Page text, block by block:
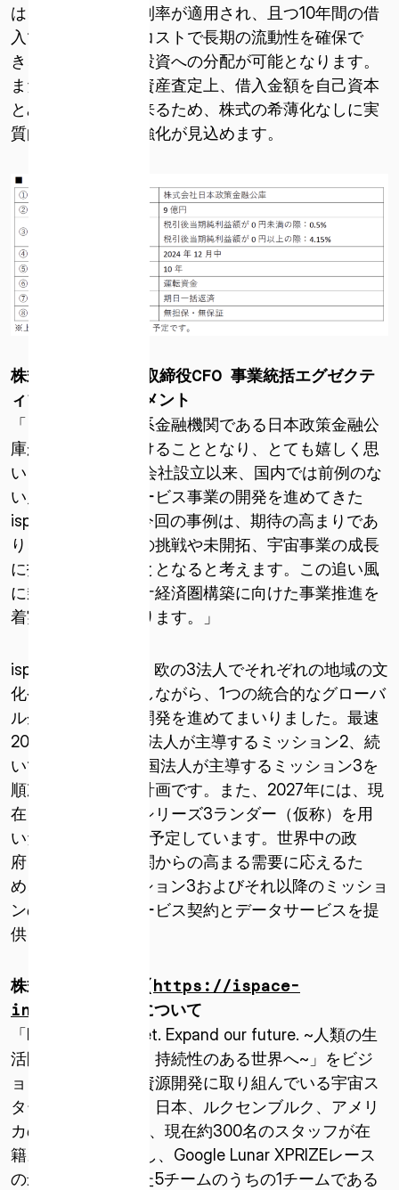
このサイトは reCAPTCHA によって保護されています。
reCAPTCHA に関連する Google プライバシー ポリシーと利
用規約が適用されます。
利用規約とプライバシーポリシーに同意します
ISPACE, INC
日本橋本町M-SQUARE 6階
ISPACE U.S.
コロラド州 12876 E Adam Aircraft Circle、セ
コロラド州 80112、アメリカ合衆国デンバー
ISPACE EUROPE
5 Rue de l’Industrie 1811、
は、業績に応じた利率が適用され、且つ10年間の借
入であるため、低コストで長期の流動性を確保で
き、成長に向けた投資への分配が可能となります。
また、金融機関の資産査定上、借入金額を自己資本
とみなすことが出来るため、株式の希薄化なしに実
質的な財務体質の強化が見込めます。
株式会社ispace 取締役CFO 事業統括エグゼクテ
ィブ 野﨑 順平コメント
「このたび、政府系金融機関である日本政策金融公
庫からご融資を頂けることとなり、とても嬉しく思
います。2010年の会社設立以来、国内では前例のな
い月面への輸送サービス事業の開発を進めてきた
ispaceとしては、今回の事例は、期待の高まりであ
り、新しいことへの挑戦や未開拓、宇宙事業の成長
に拍車をかけることとなると考えます。この追い風
に乗って、シスルナ経済圏構築に向けた事業推進を
着実に進めてまいります。」
ispaceは、日・米・欧の3法人でそれぞれの地域の文
化や多様性を活かしながら、1つの統合的なグローバ
ル企業として宇宙開発を進めてまいりました。最速
2025 年 1 月に日本法人が主導するミッション2、続
いて2026年には米国法人が主導するミッション3を
順次実行していく計画です。また、2027年には、現
在日本で開発中のシリーズ3ランダー（仮称）を用
いたミッション6を予定しています。世界中の政
府、企業、教育機関からの高まる需要に応えるた
め、ispaceはミッション3およびそれ以降のミッショ
ンのペイロードサービス契約とデータサービスを提
供してまいります。
株式会社ispace (https://ispace-
inc.com/jpn/
)について
「Expand our planet. Expand our future. ~人類の生
活圏を宇宙に広げ、持続性のある世界へ~」をビジ
ョンに掲げ、月面資源開発に取り組んでいる宇宙ス
タートアップ企業。日本、ルクセンブルク、アメリ
カの3拠点で活動し、現在約300名のスタッフが在
籍。2010年に設立し、Google Lunar XPRIZEレース
の最終選考に残った5チームのうちの1チームである